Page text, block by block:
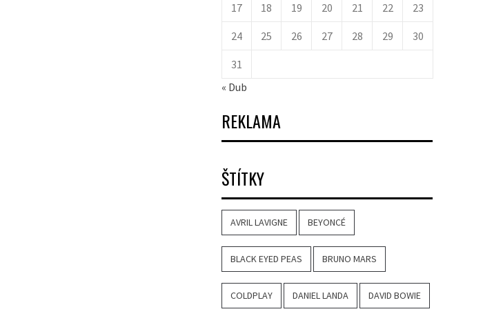
17 18 19 20 21 22 23
24 25 26 27 28 29 30
31
« Dub
REKLAMA
ŠTÍTKY
AVRIL LAVIGNE BEYONCÉ
BLACK EYED PEAS BRUNO MARS
COLDPLAY DANIEL LANDA DAVID BOWIE